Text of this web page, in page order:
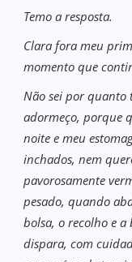
Temo a resposta.
Clara fora meu
momento que
Não sei por quanto
adormeço, porque
noite e meu
inchados, nem
pavorosamente
pesado, quando
bolsa, o recolho e a
dispara, com